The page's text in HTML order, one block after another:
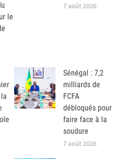
le
7 août 2026
Sénégal : 7,2
milliards de
FCFA
débloqués pour
faire face à la
soudure
7 août 2026